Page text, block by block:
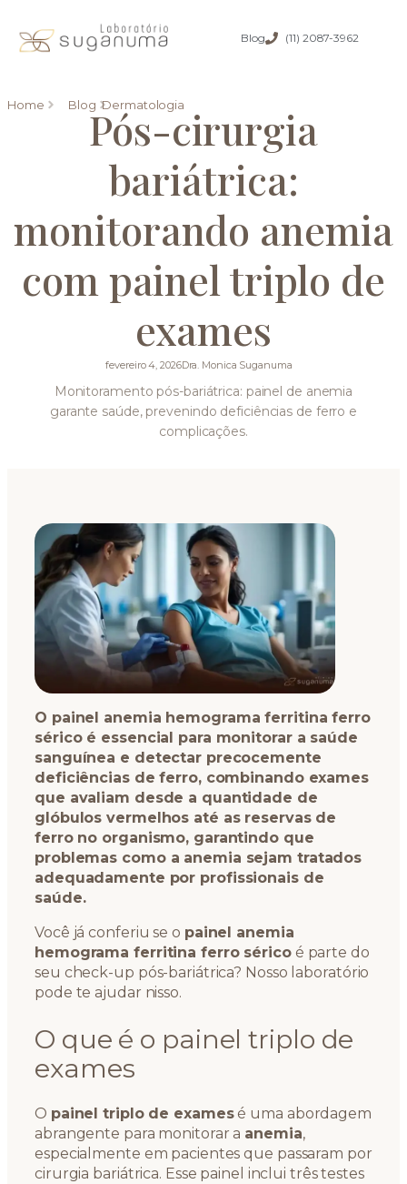
Blog (11) 2087-3962
Home Blog Dermatologia
Pós-cirurgia
bariátrica:
monitorando anemia
com painel triplo de
exames
fevereiro 4, 2026Dra. Monica Suganuma
Monitoramento pós-bariátrica: painel de anemia
garante saúde, prevenindo deficiências de ferro e
complicações.
O painel anemia hemograma ferritina ferro
sérico é essencial para monitorar a saúde
sanguínea e detectar precocemente
deficiências de ferro, combinando exames
que avaliam desde a quantidade de
glóbulos vermelhos até as reservas de
ferro no organismo, garantindo que
problemas como a anemia sejam tratados
adequadamente por profissionais de
saúde.
Você já conferiu se o painel anemia
hemograma ferritina ferro séricoé parte do
seu check-up pós-bariátrica? Nosso laboratório
pode te ajudar nisso.
O que é o painel triplo de
exames
O painel triplo de examesé uma abordagem
abrangente para monitorar a anemia,
especialmente em pacientes que passaram por
cirurgia bariátrica. Esse painel inclui três testes